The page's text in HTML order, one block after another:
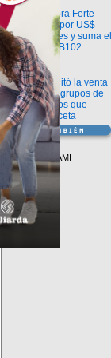
argenx compra Forte
Biosciences por US$
2.200 millones y suma el
anticuerpo FB102
Información
ANMAT habilitó la venta
libre de diez grupos de
medicamentos que
requerían receta
Vademécum
Descuentos PAMI